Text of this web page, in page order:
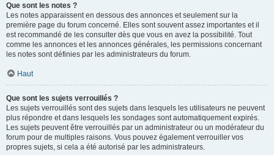
Que sont les notes ?
Les notes apparaissent en dessous des annonces et seulement sur la
première page du forum concerné. Elles sont souvent assez importantes et il
est recommandé de les consulter dès que vous en avez la possibilité. Tout
comme les annonces et les annonces générales, les permissions concernant
les notes sont définies par les administrateurs du forum.
Haut
Que sont les sujets verrouillés ?
Les sujets verrouillés sont des sujets dans lesquels les utilisateurs ne peuvent
plus répondre et dans lesquels les sondages sont automatiquement expirés.
Les sujets peuvent être verrouillés par un administrateur ou un modérateur du
forum pour de multiples raisons. Vous pouvez également verrouiller vos
propres sujets, si cela a été autorisé par les administrateurs.